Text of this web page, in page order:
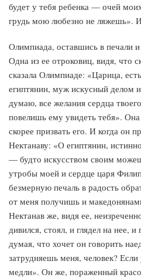
будет у тебя ребенка — очей
грудь мою любезно не ляжешь».
Олимпиада, оставшись в печали и
Одна из ее отроковиц, видя, что
сказала Олимпиаде: «Царица,
египтянин, муж искусный делом
думаю, все желания сердца
повелишь ему увидеть тебя».
скорее призвать его. И когда он
Нектанаву: «О египтянин,
— будто искусством своим
утробы моей и сердце царя
безмерную печаль в радость
от меня получишь и
Нектанав же, видя ее,
дивился, стоял, и глядел на нее,
думая, что хочет он говорить
затрудняешь меня, человек?
медли». Он же, пораженный